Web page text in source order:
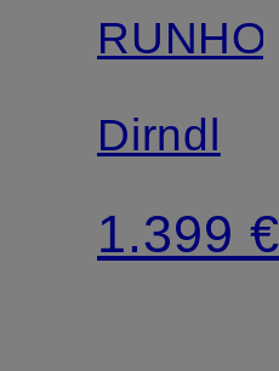
RUNHOF
Dirndl
1.399 €